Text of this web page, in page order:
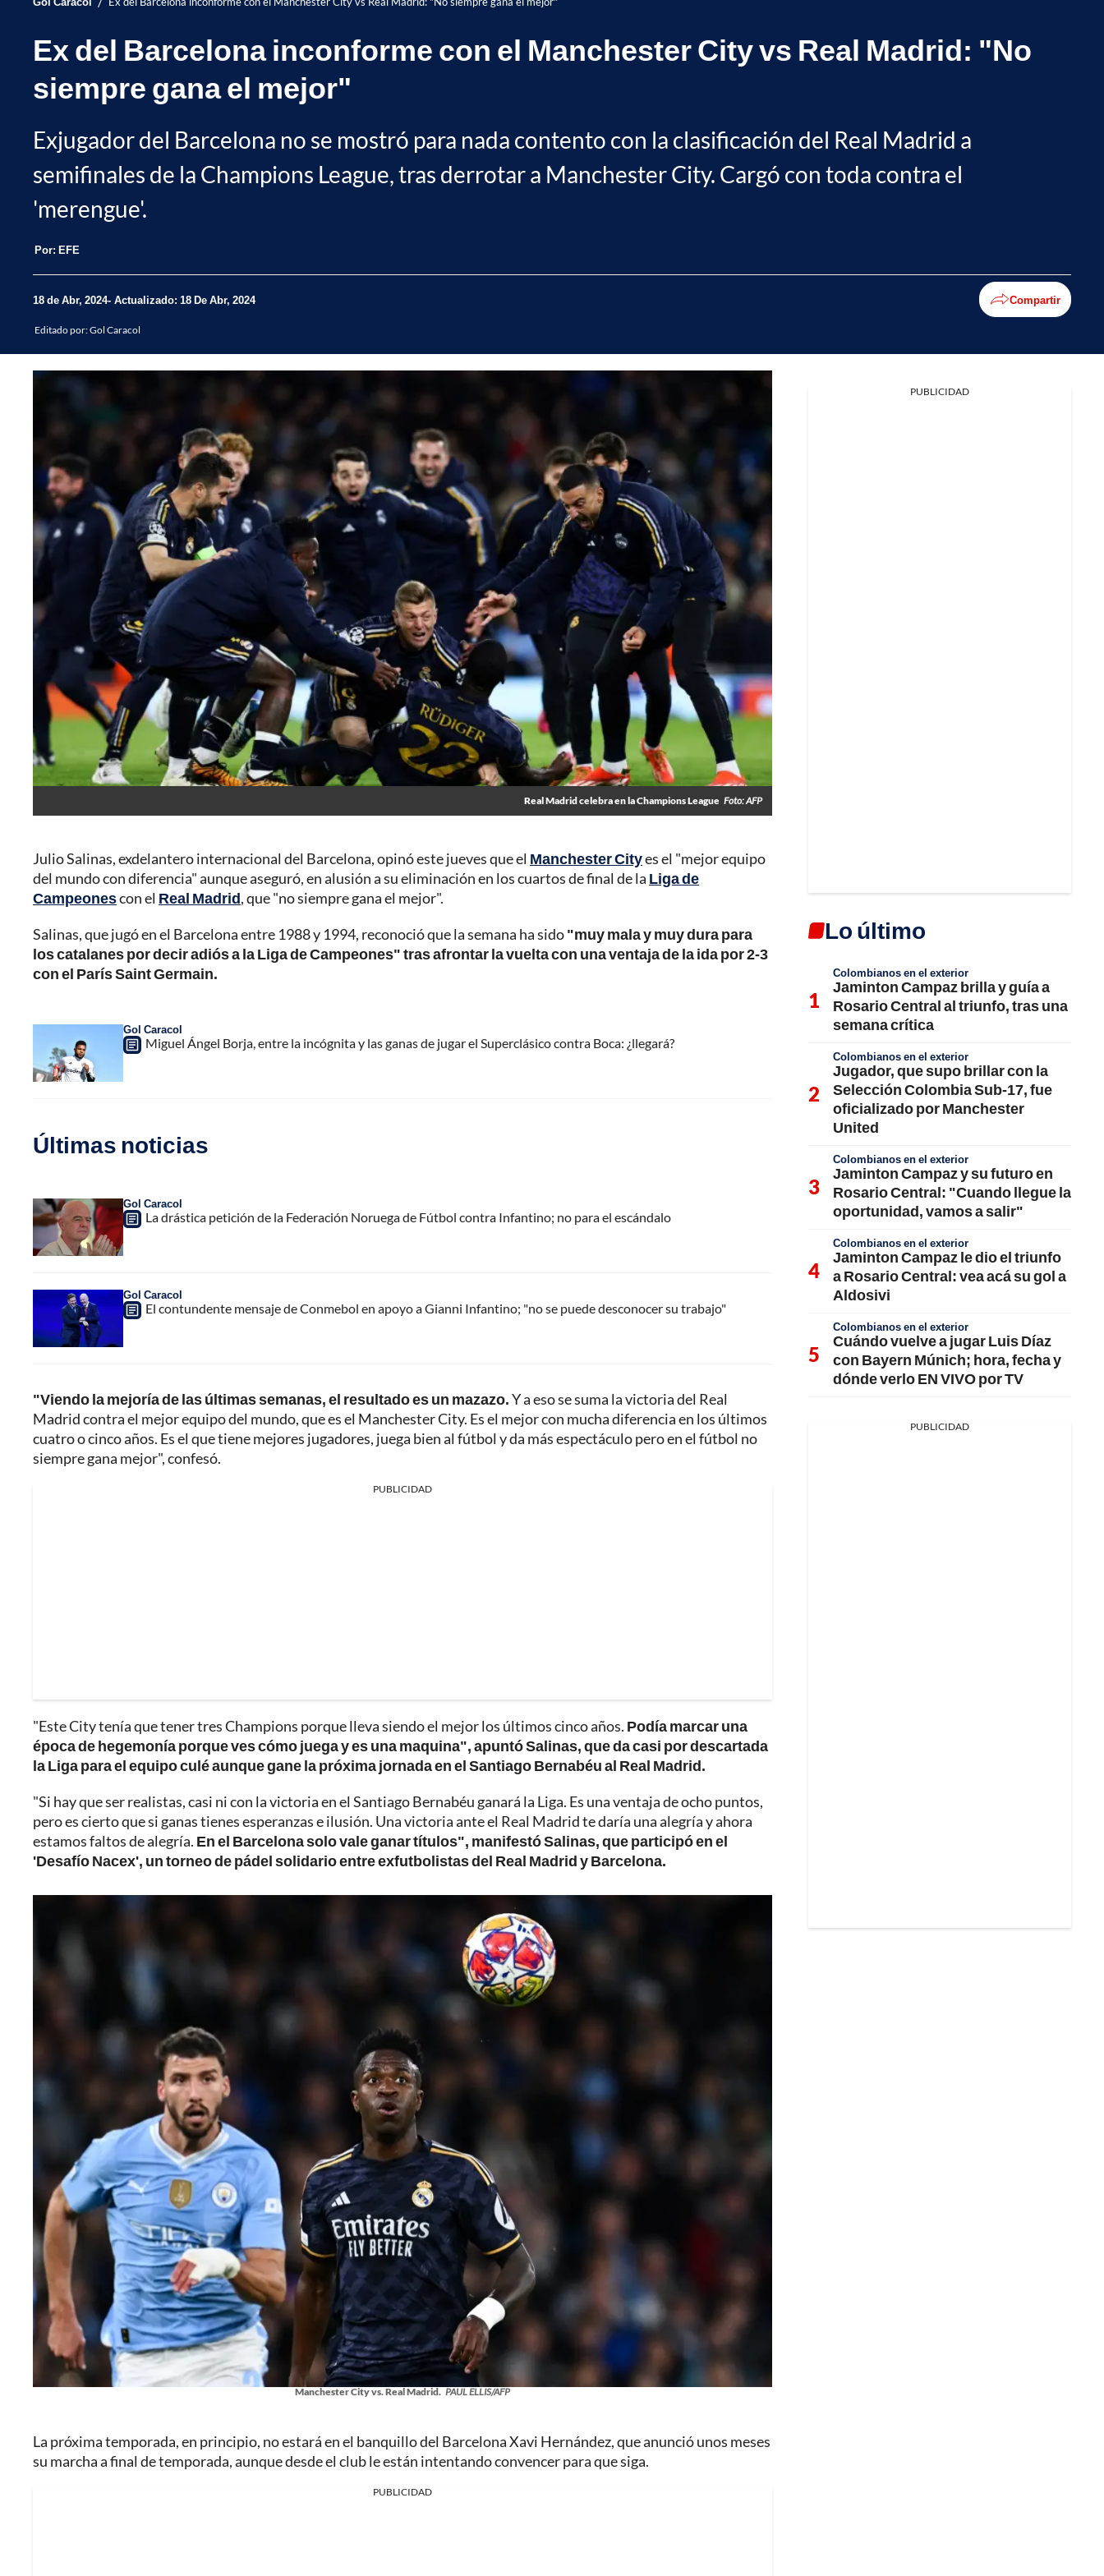
Ex del Barcelona inconforme con el Manchester City vs Real Madrid: "No
siempre gana el mejor"
Exjugador del Barcelona no se mostró para nada contento con la clasificación del Real Madrid a
semifinales de la Champions League, tras derrotar a Manchester City. Cargó con toda contra el
'merengue'.
Por: EFE
18 de Abr, 2024 Actualizado: 18 De Abr, 2024 Compartir
Editado por:Gol Caracol
Real Madrid celebra en la Champions League Foto: AFP
Julio Salinas, exdelantero internacional del Barcelona, opinó este jueves que el Manchester Cityes el "mejor equipo
del mundo con diferencia" aunque aseguró, en alusión a su eliminación en los cuartos de final de la Liga de
Campeonescon el Real Madrid, que "no siempre gana el mejor".
Salinas, que jugó en el Barcelona entre 1988 y 1994, reconoció que la semana ha sido"muy mala y muy dura para
los catalanes por decir adiós a la Liga de Campeones" tras afrontar la vuelta con una ventaja de la ida por 2-3
con el París Saint Germain.
Gol Caracol
Miguel Ángel Borja, entre la incógnita y las ganas de jugar el Superclásico contra Boca: ¿llegará?
Últimas noticias
Gol Caracol
La drástica petición de la Federación Noruega de Fútbol contra Infantino; no para el escándalo
Gol Caracol
El contundente mensaje de Conmebol en apoyo a Gianni Infantino; "no se puede desconocer su trabajo"
"Viendo la mejoría de las últimas semanas, el resultado es un mazazo.Y a eso se suma la victoria del Real
Madrid contra el mejor equipo del mundo, que es el Manchester City. Es el mejor con mucha diferencia en los últimos
cuatro o cinco años. Es el que tiene mejores jugadores, juega bien al fútbol y da más espectáculo pero en el fútbol no
siempre gana mejor", confesó.
PUBLICIDAD
"Este City tenía que tener tres Champions porque lleva siendo el mejor los últimos cinco años. Podía marcar una
época de hegemonía porque ves cómo juega y es una maquina", apuntó Salinas, que da casi por descartada
la Liga para el equipo culé aunque gane la próxima jornada en el Santiago Bernabéu al Real Madrid.
"Si hay que ser realistas, casi ni con la victoria en el Santiago Bernabéu ganará la Liga. Es una ventaja de ocho puntos,
pero es cierto que si ganas tienes esperanzas e ilusión. Una victoria ante el Real Madrid te daría una alegría y ahora
estamos faltos de alegría. En el Barcelona solo vale ganar títulos", manifestó Salinas, que participó en el
'Desafío Nacex', un torneo de pádel solidario entre exfutbolistas del Real Madrid y Barcelona.
Manchester City vs. Real Madrid. PAUL ELLIS/AFP
La próxima temporada, en principio, no estará en el banquillo del Barcelona Xavi Hernández, que anunció unos meses
su marcha a final de temporada, aunque desde el club le están intentando convencer para que siga.
PUBLICIDAD
PUBLICIDAD
Lo último
Colombianos en el exterior
Jaminton Campaz brilla y guía a
Rosario Central al triunfo, tras una
semana crítica
Colombianos en el exterior
Jugador, que supo brillar con la
Selección Colombia Sub-17, fue
oficializado por Manchester
United
Colombianos en el exterior
Jaminton Campaz y su futuro en
Rosario Central: "Cuando llegue la
oportunidad, vamos a salir"
Colombianos en el exterior
Jaminton Campaz le dio el triunfo
a Rosario Central: vea acá su gol a
Aldosivi
Colombianos en el exterior
Cuándo vuelve a jugar Luis Díaz
con Bayern Múnich; hora, fecha y
dónde verlo EN VIVO por TV
PUBLICIDAD